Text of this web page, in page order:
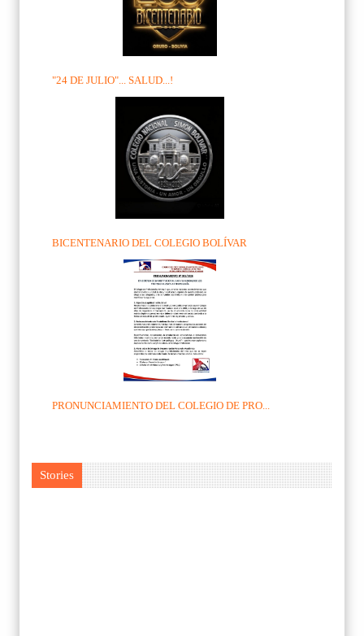
"24 DE JULIO"... SALUD...!
BICENTENARIO DEL COLEGIO BOLÍVAR
PRONUNCIAMIENTO DEL COLEGIO DE PRO...
Stories